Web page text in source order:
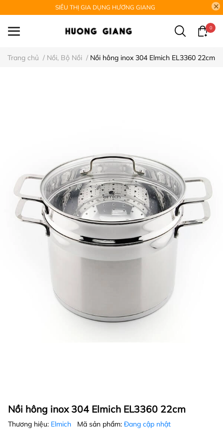
SIÊU THỊ GIA DỤNG HƯƠNG GIANG
0
Trang chủ / Nồi, Bộ Nồi / Nồi hông inox 304 Elmich EL3360 22cm
Nồi hông inox 304 Elmich EL3360 22cm
Thương hiệu: Elmich Mã sản phẩm: Đang cập nhật